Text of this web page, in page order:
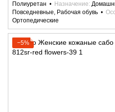
Полиуретан
Назначение
Повседневные, Рабочая обувь
Ортопедические
−5%